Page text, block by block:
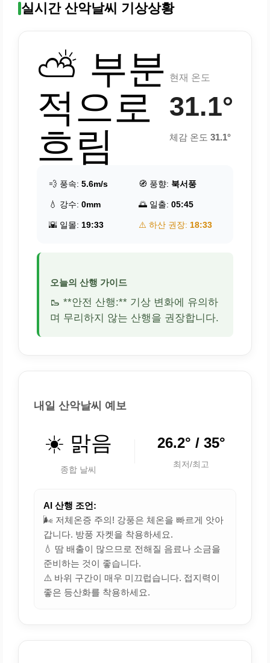
실시간 산악날씨 기상상황
⛅ 부분
적으로
흐림
현재 온도
31.1°
체감 온도 31.1°
💨 풍속: 5.6m/s 🧭 풍향: 북서풍
💧 강수: 0mm 🌅 일출: 05:45
🌇 일몰: 19:33 ⚠️ 하산 권장: 18:33
오늘의 산행 가이드
🥾 **안전 산행:** 기상 변화에 유의하
며 무리하지 않는 산행을 권장합니다.
내일 산악날씨 예보
☀️ 맑음
종합 날씨
26.2° / 35°
최저/최고
AI 산행 조언:
🌬️ 저체온증 주의! 강풍은 체온을 빠르게 앗아
갑니다. 방풍 자켓을 착용하세요.
💧 땀 배출이 많으므로 전해질 음료나 소금을
준비하는 것이 좋습니다.
⚠️ 바위 구간이 매우 미끄럽습니다. 접지력이
좋은 등산화를 착용하세요.